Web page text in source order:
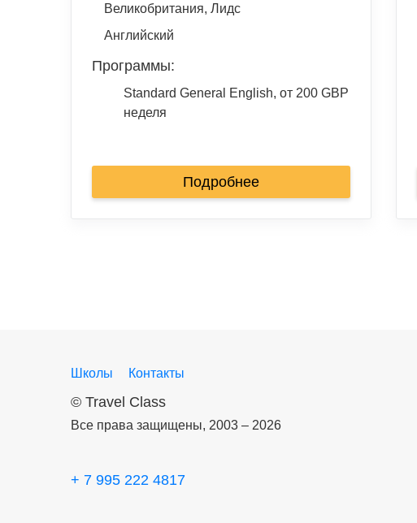
Великобритания, Лидс
Английский
Программы:
Standard General English, от 200 GBP
неделя
Подробнее
Школы Контакты
© Travel Class
Все права защищены, 2003 – 2026
+ 7 995 222 4817